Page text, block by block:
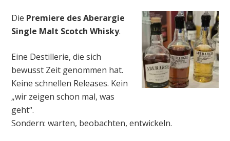
Die Premiere des Aberargie
Single Malt Scotch Whisky.
Eine Destillerie, die sich
bewusst Zeit genommen hat.
Keine schnellen Releases. Kein
„wir zeigen schon mal, was
geht“.
Sondern: warten, beobachten, entwickeln.